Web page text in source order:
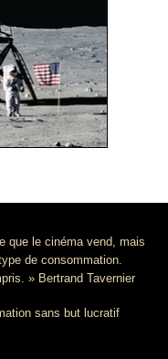
que le cinéma vend, mais
de consommation.
» Bertrand Tavernier
sans but lucratif